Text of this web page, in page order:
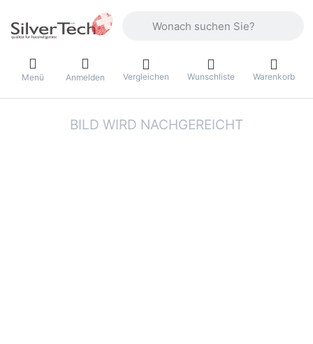
Menü Anmelden Vergleichen Wunschliste Warenkorb